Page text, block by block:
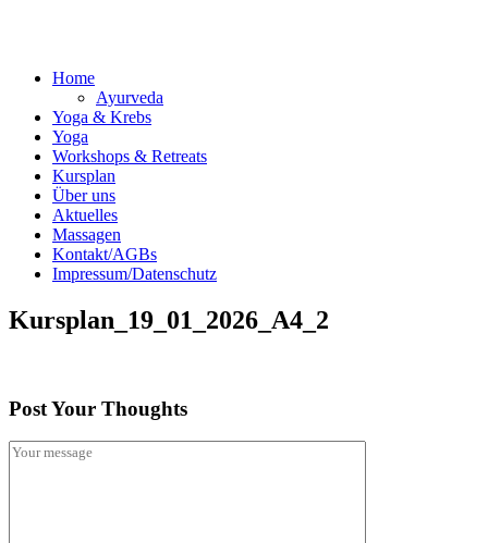
Home
Ayurveda
Yoga & Krebs
Yoga
Workshops & Retreats
Kursplan
Über uns
Aktuelles
Massagen
Kontakt/AGBs
Impressum/Datenschutz
Kursplan_19_01_2026_A4_2
Post Your Thoughts